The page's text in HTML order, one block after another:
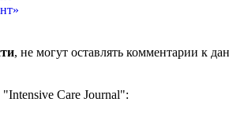
, не могут оставлять комментарии к
Care Journal":